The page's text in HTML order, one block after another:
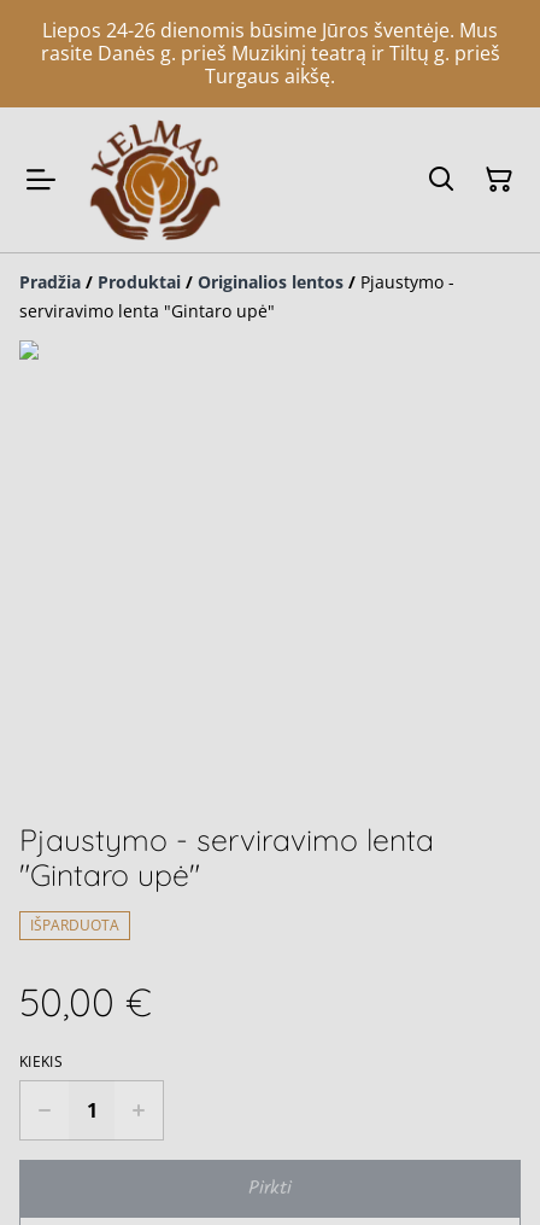
Liepos 24-26 dienomis būsime Jūros šventėje. Mus
rasite Danės g. prieš Muzikinį teatrą ir Tiltų g. prieš
Turgaus aikšę.
Pradžia / Produktai / Originalios lentos / Pjaustymo -
serviravimo lenta "Gintaro upė"
Pjaustymo - serviravimo lenta
"Gintaro upė"
IŠPARDUOTA
50,00 €
KIEKIS
Pirkti